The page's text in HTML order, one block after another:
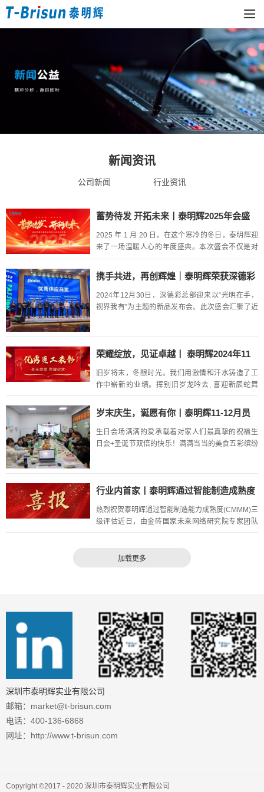
新闻资讯
公司新闻 行业资讯
蓄势待发 开拓未来丨泰明辉2025年会盛
典圆满落幕
2025 年 1 月 20 日，在这个寒冷的冬日，泰明辉迎
来了一场温暖人心的年度盛典。本次盛会不仅是对
划。大家齐聚一堂，共同见证 2024 年度总结大会暨
迎新...
携手共进，再创辉煌｜泰明辉荣获深德彩
2024年度优秀供应商
2024年12月30日，深德彩总部迎来以“光明在手，
视界我有”为主题的新品发布会。此次盛会汇聚了近
荣耀绽放，见证卓越丨 泰明辉2024年11
月优秀员工表彰
旧岁将末，冬酿时光。我们用激情和汗水铸造了工
作中崭新的业绩。挥别旧岁龙吟去, 喜迎新辰蛇舞
2025年，首先在这里给大家拜个早年，祝大家身体
健康，万事如意，阖家...
岁末庆生，诞愿有你丨泰明辉11-12月员
工生日会
生日会场满满的爱承载着对家人们最真挚的祝福生
日会+圣诞节双倍的快乐！满满当当的美食五彩缤纷
行业内首家丨泰明辉通过智能制造成熟度
（CMMM）三级认证
热烈祝贺泰明辉通过智能制造能力成熟度(CMMM)三
级评估近日，由金砖国家未来网络研究院专家团队
是目前行业内...
深圳市泰明辉实业有限公司
邮箱：market@t-brisun.com
电话：400-136-6868
网址：http://www.t-brisun.com
Copyright ©2017 - 2020 深圳市泰明辉实业有限公司